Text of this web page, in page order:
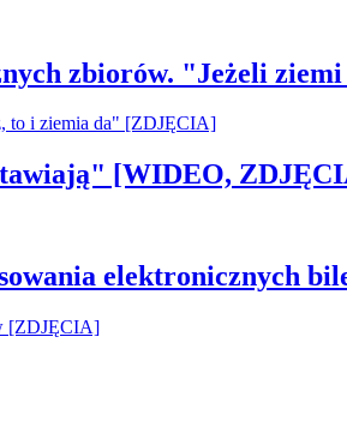
zbiorów. "Jeżeli
[WIDEO,
elektronicznych